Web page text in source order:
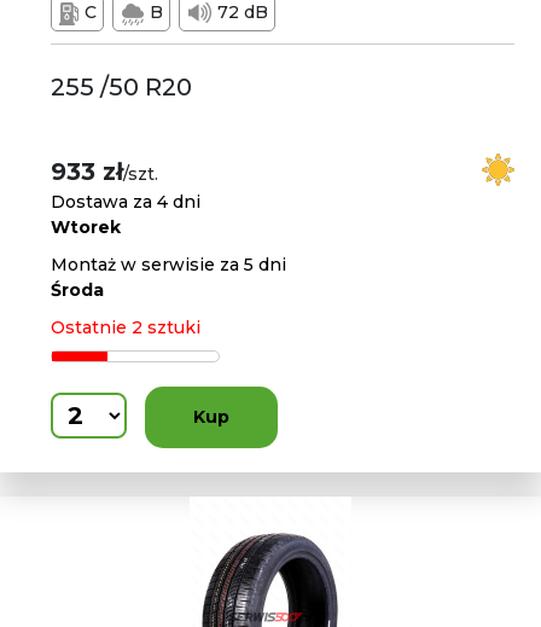
C B 72 dB
255 /50 R20
933 zł/szt.
Dostawa za 4 dni
Wtorek
Montaż w serwisie za 5 dni
Środa
Ostatnie 2 sztuki
Kup